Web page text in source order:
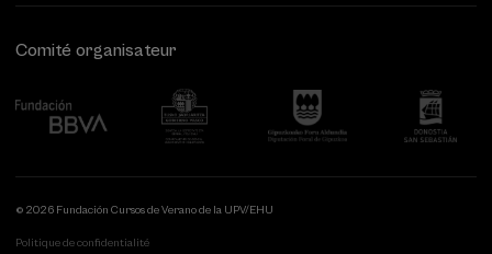
Comité organisateur
© 2026 Fundación Cursos de Verano de la UPV/EHU
Politique de confidentialité